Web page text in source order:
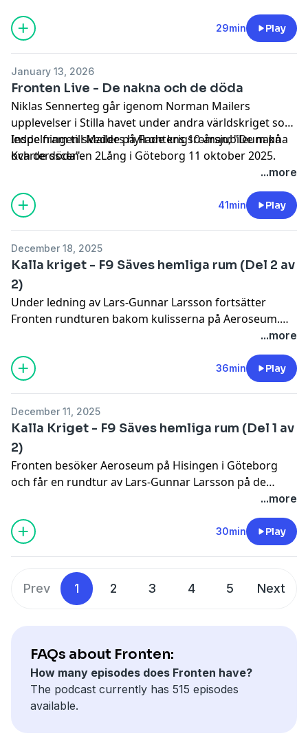
29min Play
January 13, 2026
Fronten Live - De nakna och de döda
Niklas Sennerteg går igenom Norman Mailers
upplevelser i Stilla havet under andra världskriget som
ledde fram till Mailers hyllade krigsroman; "De nakna
och de döda".
Inspelningen skedde på Frontens 10-årsjubileum på
Kvartersscenen 2Lång i Göteborg 11 oktober 2025.
...more
41min Play
December 18, 2025
Kalla kriget - F9 Säves hemliga rum (Del 2 av
2)
Under ledning av Lars-Gunnar Larsson fortsätter
Fronten rundturen bakom kulisserna på Aeroseum.
kommandocentralen som användes så sent som 90-
talet när Säve fortfarande ingick i Flygvapnets
basorganisation..
...more
36min Play
December 11, 2025
Kalla Kriget - F9 Säves hemliga rum (Del 1 av
2)
Fronten besöker Aeroseum på Hisingen i Göteborg
och får en rundtur av Lars-Gunnar Larsson på de
platser där de ordinarie besökarna inte har tillträde.
...more
30min Play
Prev 1 2 3 4 5 Next
FAQs about Fronten:
How many episodes does Fronten have?
The podcast currently has 515 episodes
available.